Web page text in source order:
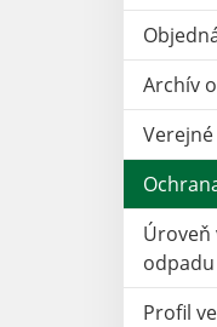
Archív
odpadu
Profil